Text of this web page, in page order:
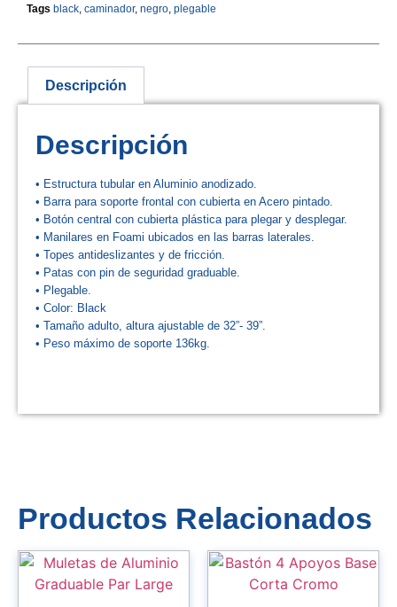
Tags black caminador, negro plegable
Descripción
Descripción
• Estructura tubular en Aluminio anodizado.
• Barra para soporte frontal con cubierta en Acero pintado.
• Botón central con cubierta plástica para plegar y desplegar.
• Manilares en Foami ubicados en las barras laterales.
• Topes antideslizantes y de fricción.
• Patas con pin de seguridad graduable.
• Plegable.
• Color: Black
• Tamaño adulto, altura ajustable de 32”- 39”.
• Peso máximo de soporte 136kg.
Productos Relacionados